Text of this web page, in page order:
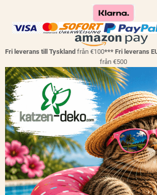
Fri leverans till Tyskland från €100*** Fri leverans
från €500